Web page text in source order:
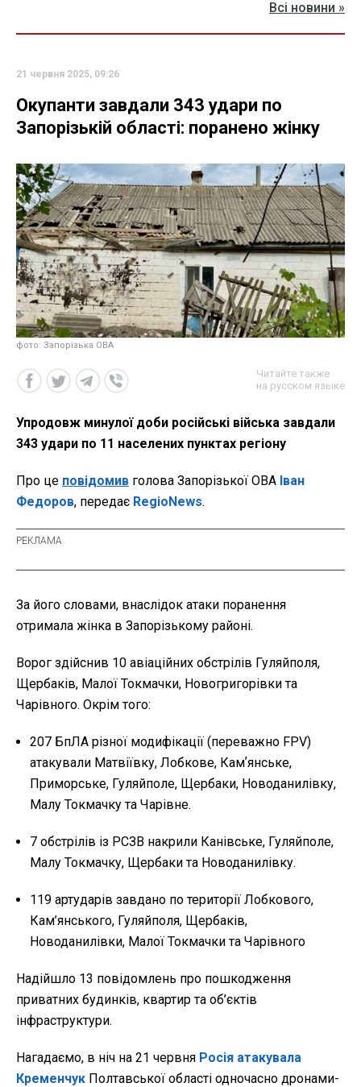
Всі новини »
21 червня 2025, 09:26
Окупанти завдали 343 удари по
Запорізькій області: поранено жінку
фото: Запорізька ОВА
Читайте также
на русском языке
Упродовж минулої доби російські війська завдали
343 удари по 11 населених пунктах регіону
Про це повідомив голова Запорізької ОВА Іван
Федоров, передає RegioNews.
За його словами, внаслідок атаки поранення
отримала жінка в Запорізькому районі.
Ворог здійснив 10 авіаційних обстрілів Гуляйполя,
Щербаків, Малої Токмачки, Новогригорівки та
Чарівного. Окрім того:
207 БпЛА різної модифікації (переважно FPV)
атакували Матвіївку, Лобкове, Камʼянське,
Приморське, Гуляйполе, Щербаки, Новоданилівку,
Малу Токмачку та Чарівне.
7 обстрілів із РСЗВ накрили Канівське, Гуляйполе,
Малу Токмачку, Щербаки та Новоданилівку.
119 артударів завдано по території Лобкового,
Кам’янського, Гуляйполя, Щербаків,
Новоданилівки, Малої Токмачки та Чарівного
Надійшло 13 повідомлень про пошкодження
приватних будинків, квартир та об’єктів
інфраструктури.
Нагадаємо, в ніч на 21 червня Росія атакувала
Кременчук Полтавської області одночасно дронами-